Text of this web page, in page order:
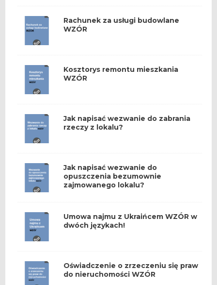
Rachunek za usługi budowlane
WZÓR
Kosztorys remontu mieszkania
WZÓR
Jak napisać wezwanie do zabrania
rzeczy z lokalu?
Jak napisać wezwanie do
opuszczenia bezumownie
zajmowanego lokalu?
Umowa najmu z Ukraińcem WZÓR w
dwóch językach!
Oświadczenie o zrzeczeniu się praw
do nieruchomości WZÓR